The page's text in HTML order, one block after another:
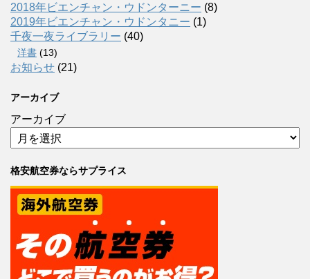
2018年ビエンチャン・ウドンターニー (8)
2019年ビエンチャン・ウドンタニー (1)
千夜一夜ライブラリー (40)
洋書 (13)
お知らせ (21)
アーカイブ
アーカイブ
格安航空券ならサプライス